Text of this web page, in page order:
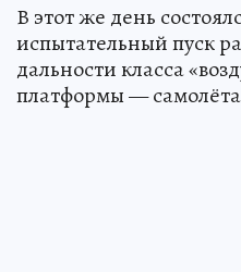
В этот же день
испытательный пуск
дальности класса
платформы —